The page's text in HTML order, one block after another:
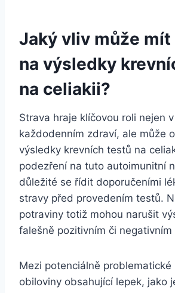
Jaký vliv může mít
na výsledky
na celiakii?
Strava hraje klíčovou roli nejen
každodenním zdraví, ale může
výsledky krevních testů na
podezření na tuto autoimunitní
důležité se řídit doporučeními
stravy před provedením testů.
potraviny totiž mohou narušit
falešně pozitivním či negativním
Mezi potenciálně
obiloviny obsahující lepek, jako